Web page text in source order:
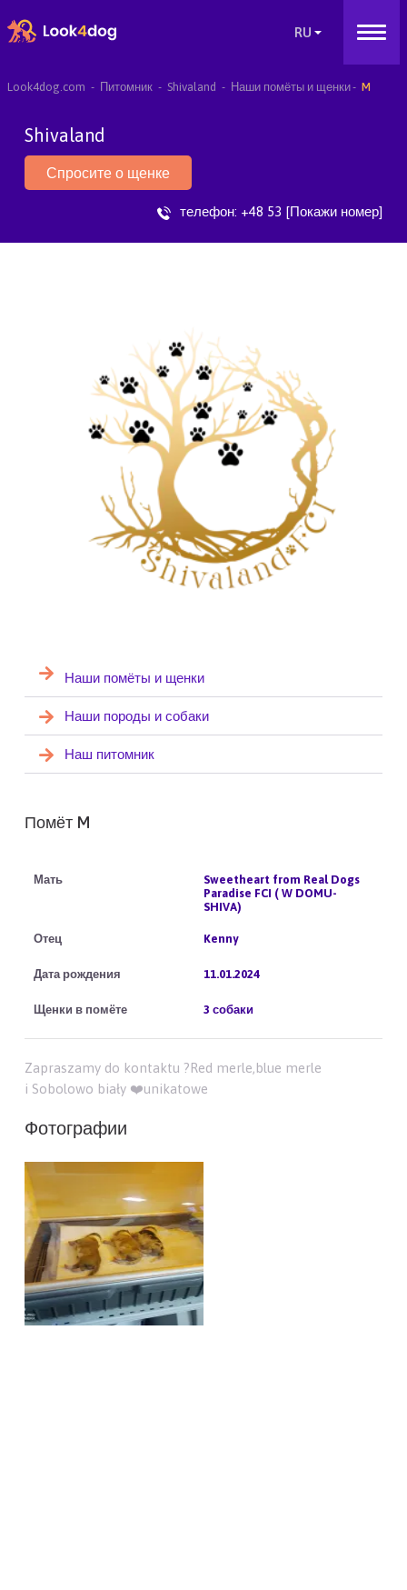
Look4dog.com Питомник Shivaland Наши помёты и щенки M
Shivaland
Спросите о щенке
телефон: +48 53 [Покажи номер]
Наши помёты и щенки
Наши породы и собаки
Наш питомник
Помёт M
Sweetheart from Real Dogs
Paradise FCI ( W DOMU-
SHIVA)
Kenny
11.01.2024
3 собаки
Zapraszamy do kontaktu ?Red merle,blue merle
i Sobolowo biały ❤️unikatowe
Фотографии